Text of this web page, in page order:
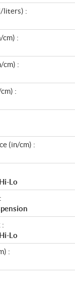
liters) :
:
cm) :
:
(in/cm) :
Lo
:
Lo
: